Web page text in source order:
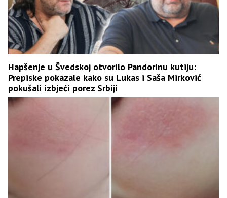
Hapšenje u Švedskoj otvorilo Pandorinu kutiju:
Prepiske pokazale kako su Lukas i Saša Mirković
pokušali izbjeći porez Srbiji